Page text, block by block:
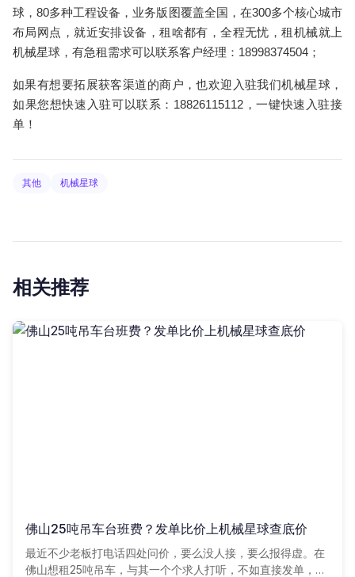
球，80多种工程设备，业务版图覆盖全国，在300多个核心城市
布局网点，就近安排设备，租啥都有，全程无忧，租机械就上
机械星球，有急租需求可以联系客户经理：18998374504；
如果有想要拓展获客渠道的商户，也欢迎入驻我们机械星球，
如果您想快速入驻可以联系：18826115112，一键快速入驻接
单！
其他 机械星球
相关推荐
佛山25吨吊车台班费？发单比价上机械星球查底价
最近不少老板打电话四处问价，要么没人接，要么报得虚。在
佛山想租25吨吊车，与其一个个求人打听，不如直接发单，让